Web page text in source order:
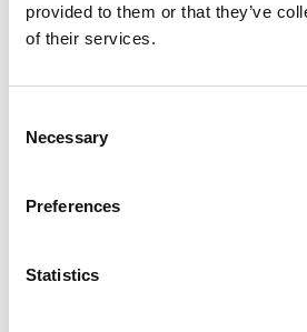
provided to them or that they’ve
of their services.
Selection
Necessary
Preferences
Statistics